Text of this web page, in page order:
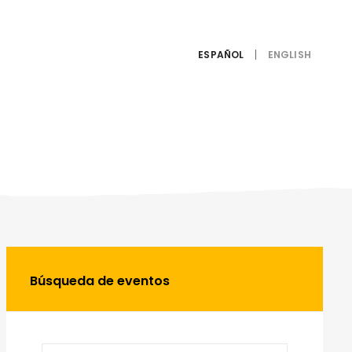
ESPAÑOL
Búsqueda de eventos